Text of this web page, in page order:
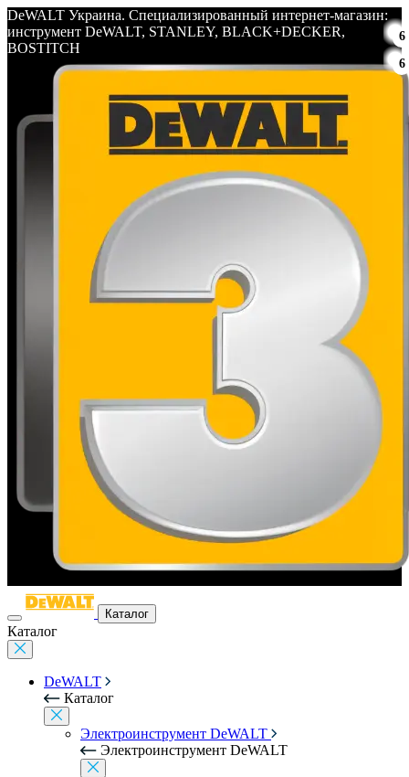
DeWALT Украина. Специализированный интернет-магазин:
инструмент DeWALT, STANLEY, BLACK+DECKER,
BOSTITCH
Каталог
Каталог
DeWALT
Каталог
Электроинструмент DeWALT
Электроинструмент DeWALT
6
6